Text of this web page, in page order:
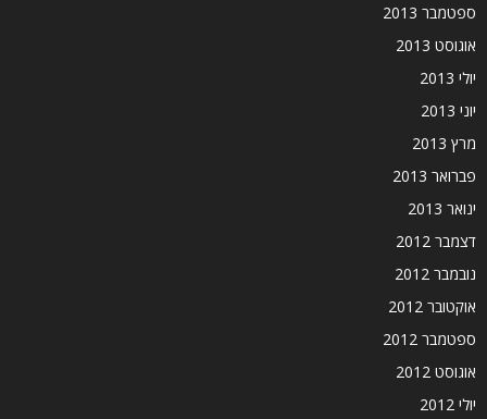
ספטמבר 2013
אוגוסט 2013
יולי 2013
יוני 2013
מרץ 2013
פברואר 2013
ינואר 2013
דצמבר 2012
נובמבר 2012
אוקטובר 2012
ספטמבר 2012
אוגוסט 2012
יולי 2012